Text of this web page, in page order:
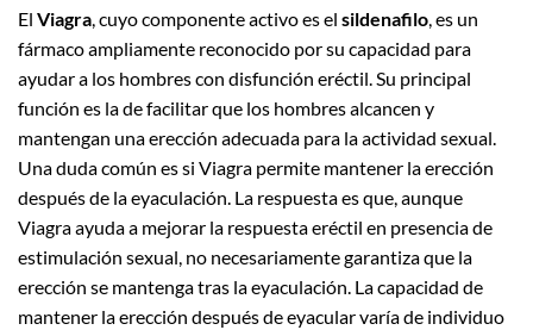
El Viagra, cuyo componente activo es el sildenafilo, es un
fármaco ampliamente reconocido por su capacidad para
ayudar a los hombres con disfunción eréctil. Su principal
función es la de facilitar que los hombres alcancen y
mantengan una erección adecuada para la actividad sexual.
Una duda común es si Viagra permite mantener la erección
después de la eyaculación. La respuesta es que, aunque
Viagra ayuda a mejorar la respuesta eréctil en presencia de
estimulación sexual, no necesariamente garantiza que la
erección se mantenga tras la eyaculación. La capacidad de
mantener la erección después de eyacular varía de individuo